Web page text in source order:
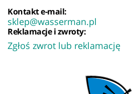
Kontakt e-mail:
sklep@wasserman.pl
Reklamacje i zwroty:
Zgłoś zwrot lub reklamację